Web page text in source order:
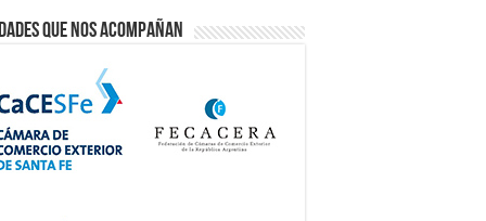
que nos acompañan